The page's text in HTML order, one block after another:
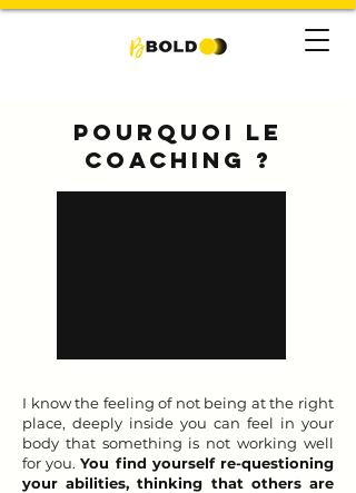
Pourquoi le
coaching ?
I know the feeling of not being at the right
place, deeply inside you can feel in your
body that something is not working well
for you.You find yourself re-questioning
your abilities, thinking that others are